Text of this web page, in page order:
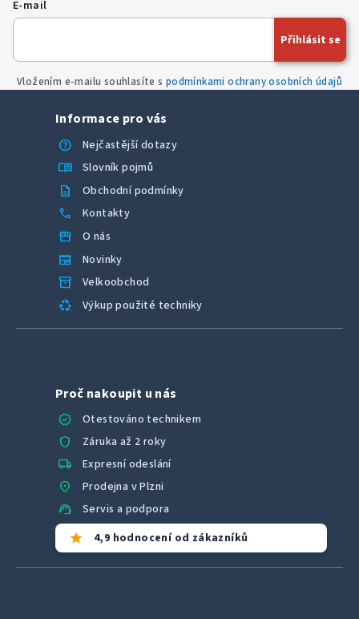
E-mail
Vložením e-mailu souhlasíte s podmínkami ochrany osobních údajů
Přihlásit se
Informace pro vás
help
Nejčastější dotazy
menu_book Slovník pojmů
description Obchodní podmínky
call Kontakty
storefront O nás
newspaper Novinky
inventory_2 Velkoobchod
recycling Výkup použité techniky
Proč nakoupit u nás
verified
Otestováno technikem
shield Záruka až 2 roky
local_shipping Expresní odeslání
location_on Prodejna v Plzni
support_agent Servis a podpora
star 4,9 hodnocení od zákazníků